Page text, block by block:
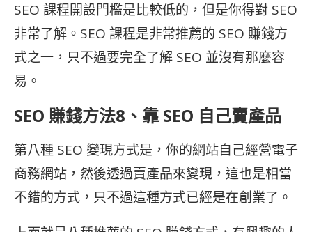
SEO 課程開設門檻是比較低的，但是你得對 SEO
非常了解。 SEO 課程是非常推薦的 SEO 賺錢方
式之一，只不過要完全了解 SEO 並沒有那麼容
易。
SEO 賺錢方法8、靠 SEO 自己賣產品
第八種 SEO 變現方式是，你的網站自己經營電子
商務網站，然後透過賣產品來變現，這也是相當
不錯的方式，只不過這種方式已經是在創業了。